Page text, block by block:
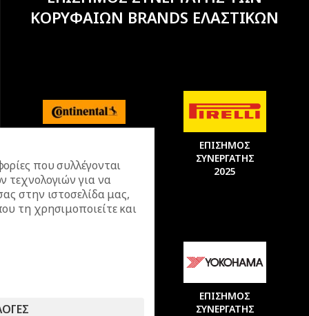
ΚΟΡΥΦΑΙΩΝ BRANDS ΕΛΑΣΤΙΚΩΝ
2025
ΕΠΙΣΗΜΟΣ
ΣΥΝΕΡΓΑΤΗΣ
2025
ΕΠΙΣΗΜΟΣ
ΣΥΝΕΡΓΑΤΗΣ
που συλλέγονται
τεχνολογιών για να
στην ιστοσελίδα μας,
τη χρησιμοποιείτε και